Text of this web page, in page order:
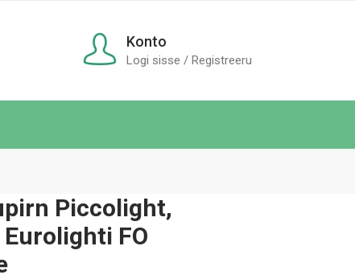
Konto
Logi sisse / Registreeru
Piccolight,
FO